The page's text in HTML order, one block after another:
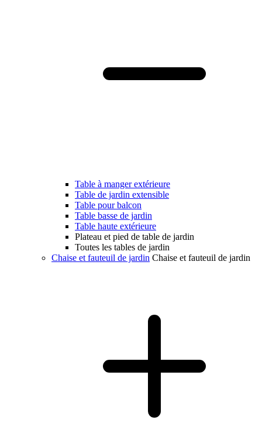
Table à manger extérieure
Table de jardin extensible
Table pour balcon
Table basse de jardin
Table haute extérieure
Plateau et pied de table de jardin
Toutes les tables de jardin
Chaise et fauteuil de jardin Chaise et fauteuil de jardin